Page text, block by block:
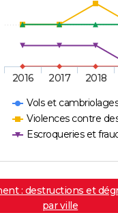
Vols et
Violences contre
Escroqueries et
2016 2017 2018
: destructions et
par ville